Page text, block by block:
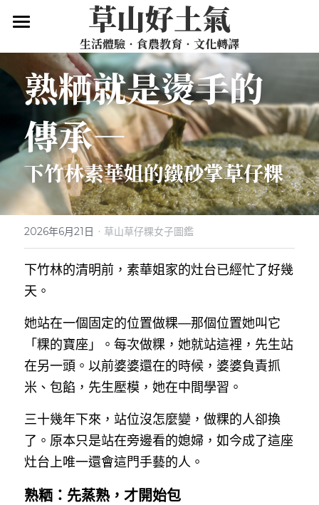
草山好土氣
生活體驗‧食農教育‧文化轉譯
關於我們
草山好生活
草山慢旅路線
Vol. 1 草山片羽：山間日日
Vol. 2 草山食光：手心的宇宙
Vol. 3 草仔粿特輯：草山草仔粿女子圖鑑
體驗項目
空間租借
2026 陽明山夏令營
聯絡我們
搜索
熟粞就是燙手的
傳承—
下竹林素華姐的鐵砂掌草仔粿
2026年6月21日 · 草山草仔粿女子圖鑑
下竹林的清明前，素華姐家的灶台已經忙了好幾
天。
她站在一個固定的位置做粿—那個位置她叫它
「粿的寶座」。每次做粿，她就站這裡，先生站
在另一頭。以前婆婆還在的時候，婆婆負責抓
米、包餡，先生壓模，她在中間學習。
三十幾年下來，站位沒怎麼變，做粿的人卻換
了。原本只是站在旁邊看的媳婦，如今成了這座
灶台上唯一還會這門手藝的人。
熟粞：先蒸熟，才開始包